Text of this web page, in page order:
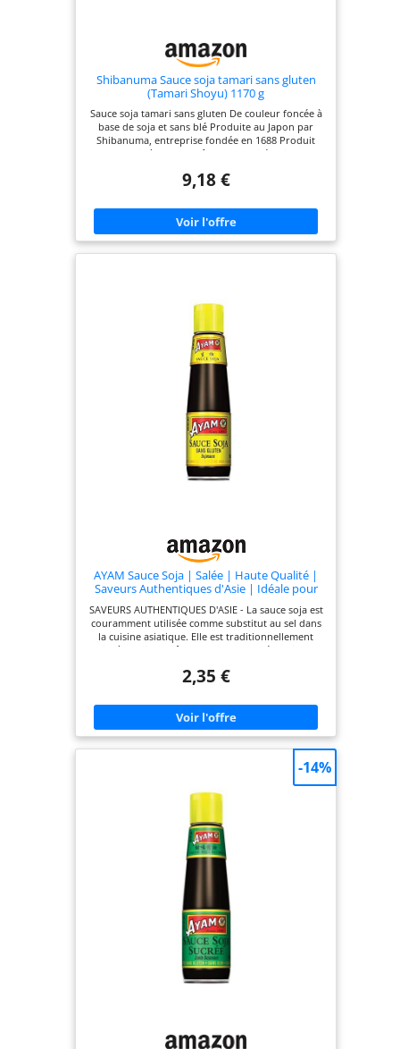
Shibanuma Sauce soja tamari sans gluten
(Tamari Shoyu) 1170 g
Sauce soja tamari sans gluten De couleur foncée à
base de soja et sans blé Produite au Japon par
Shibanuma, entreprise fondée en 1688 Produit
soumis à des contrôles de qualité stricts
9,18 €
AYAM Sauce Soja | Salée | Haute Qualité |
Saveurs Authentiques d'Asie | Idéale pour
Alimentation Saine | Sans Gluten | Sans
Conservateurs - 210ml - 1pc
SAVEURS AUTHENTIQUES D'ASIE - La sauce soja est
couramment utilisée comme substitut au sel dans
la cuisine asiatique. Elle est traditionnellement
faite à partir de pâte de soja fermentée. Faite en
et idéale pour savourer une cuisine asiatique
IDÉALE POUR CUISINER CHEZ SOI - Notre Sauce
Soja AYAM est prête à l'emploi et facile à cuisiner
afin de reproduire des plats traditionnels
asiatiques chez soi. Très versatile, elle ajoute du
HAUTE QUALITÉ, SANS GLUTEN - AYAM s'efforce de
proposer des produits aux listes d'ingrédients
courtes. Nous avons banni les conservateurs et les
OGM. Notre sauce Soja 210ml est composée
d'ingrédients de haute qualité, et est certifiée sans
gluten par l'AFDIAG. ALIMENTATION SAINE - Notre
sauce Soja AYAM est faite à partir d'ingrédients de
haute qualité, ce qui en fait un produit sain pour
votre alimentation. RECOMMENDATION
D'UTILISATION - Notre sauce Soja AYAM est idéale
pour réaliser vos marinades, vos assaisonnements
et pour saler vos plats. Elle peut être utilisée
comme sauce pour la viande, le poisson, les
légumes, les salades et accompagnera
parfaitement vos sushis.
2,35 €
-14%